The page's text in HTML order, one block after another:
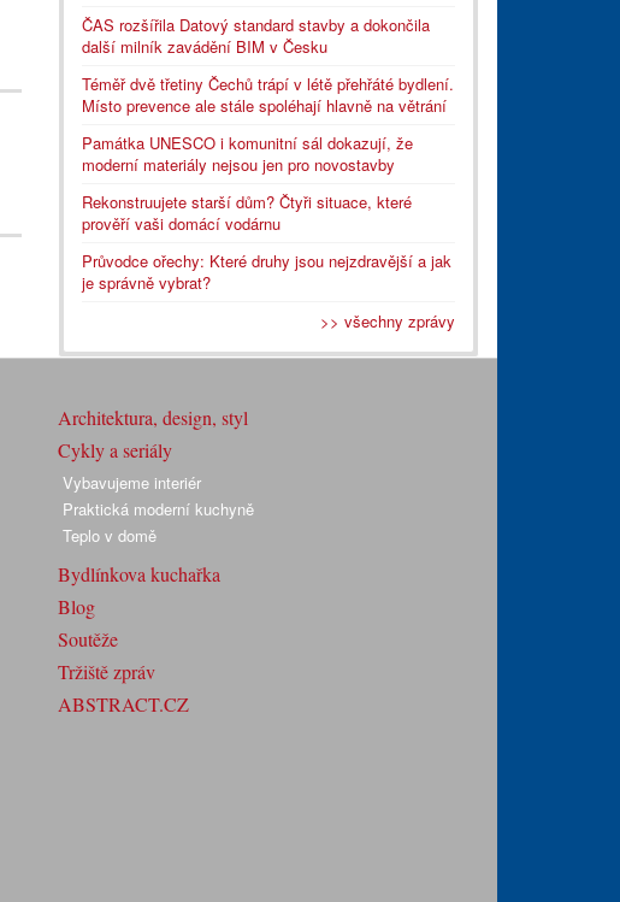
ČAS rozšířila Datový standard stavby a dokončila
další milník zavádění BIM v Česku
Téměř dvě třetiny Čechů trápí v létě přehřáté bydlení.
Místo prevence ale stále spoléhají hlavně na větrání
Památka UNESCO i komunitní sál dokazují, že
moderní materiály nejsou jen pro novostavby
Rekonstruujete starší dům? Čtyři situace, které
prověří vaši domácí vodárnu
Průvodce ořechy: Které druhy jsou nejzdravější a jak
je správně vybrat?
>> všechny zprávy
Architektura, design, styl
Cykly a seriály
Vybavujeme interiér
Praktická moderní kuchyně
Teplo v domě
Bydlínkova kuchařka
Blog
Soutěže
Tržiště zpráv
ABSTRACT.CZ